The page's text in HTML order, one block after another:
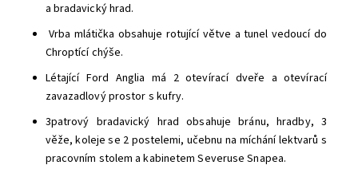
a bradavický hrad.
Vrba mlátička obsahuje rotující větve a tunel vedoucí do
Chroptící chýše.
Létající Ford Anglia má 2 otevírací dveře a otevírací
zavazadlový prostor s kufry.
3patrový bradavický hrad obsahuje bránu, hradby, 3
věže, koleje se 2 postelemi, učebnu na míchání lektvarů s
pracovním stolem a kabinetem Severuse Snapea.